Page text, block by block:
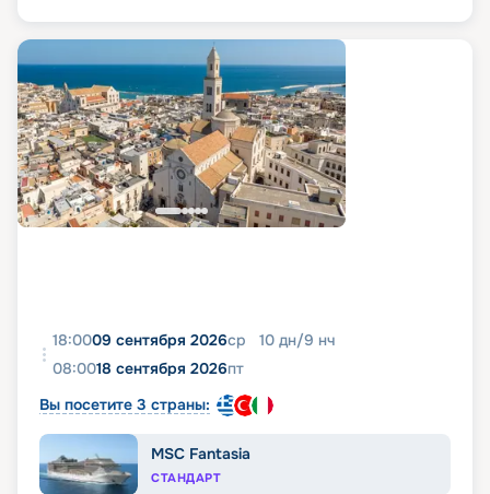
18:0009 сентября 2026ср 10 дн/9 нч
08:0018 сентября 2026пт
Вы посетите 3 страны:
MSC Fantasia
СТАНДАРТ